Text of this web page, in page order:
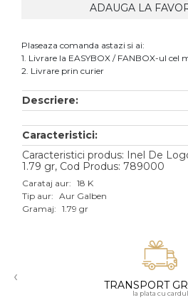
Accesorii
Aur alb
Aur roz
Aur mixt
18K
ADAUGA LA
Plaseaza comanda astazi si ai:
1. Livrare la EASYBOX / FANBOX-ul cel
2. Livrare prin curier
Descriere:
Caracteristici:
Caracteristici produs: Inel De
1.79 gr, Cod Produs: 789000
Carataj aur: 18 K
Tip aur: Aur Galben
Gramaj: 1.79 gr
‹ TRANSPORT
la plata cu cardul